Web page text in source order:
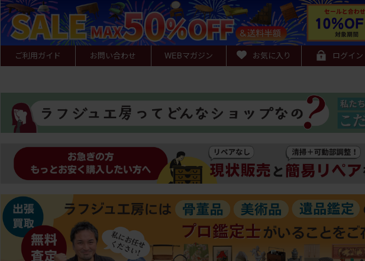
ご利用ガイド お問い合わせ WEBマガジン お気に入り ログイン